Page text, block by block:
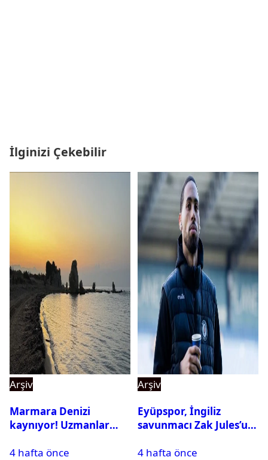
İlginizi Çekebilir
Arşiv
Marmara Denizi
kaynıyor! Uzmanlar
4 hafta önce
Arşiv
Eyüpspor, İngiliz
savunmacı Zak Jules’u
4 hafta önce